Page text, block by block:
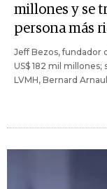
millones y se
persona más
Jeff Bezos, fundador
US$ 182 mil
LVMH, Bernard